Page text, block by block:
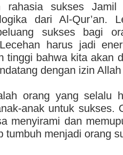
rahasia sukses
dari Al-Qur’an.
sukses bagi
harus jadi
tinggi bahwa kita akan
dengan izin
orang yang selalu
anak untuk sukses.
menyirami dan
tumbuh menjadi orang